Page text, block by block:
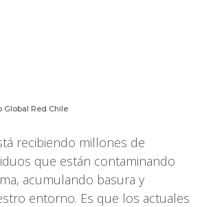
Global Red Chile
recibiendo millones de
que están contaminando
acumulando basura y
entorno. Es que los actuales